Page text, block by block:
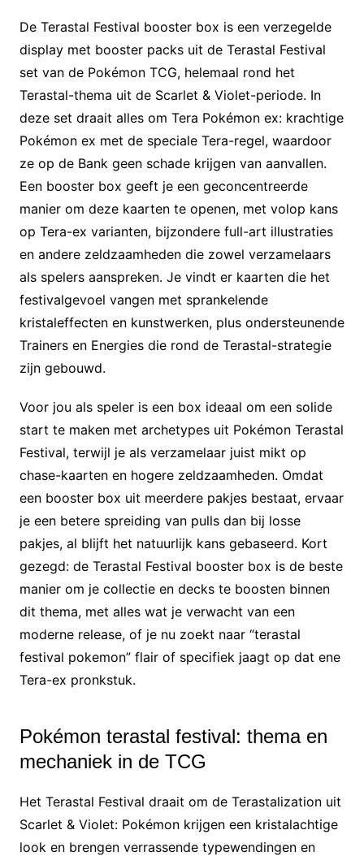
De Terastal Festival booster box is een verzegelde
display met booster packs uit de Terastal Festival
set van de Pokémon TCG, helemaal rond het
Terastal-thema uit de Scarlet & Violet-periode. In
deze set draait alles om Tera Pokémon ex: krachtige
Pokémon ex met de speciale Tera-regel, waardoor
ze op de Bank geen schade krijgen van aanvallen.
Een booster box geeft je een geconcentreerde
manier om deze kaarten te openen, met volop kans
op Tera-ex varianten, bijzondere full-art illustraties
en andere zeldzaamheden die zowel verzamelaars
als spelers aanspreken. Je vindt er kaarten die het
festivalgevoel vangen met sprankelende
kristaleffecten en kunstwerken, plus ondersteunende
Trainers en Energies die rond de Terastal-strategie
zijn gebouwd.
Voor jou als speler is een box ideaal om een solide
start te maken met archetypes uit Pokémon Terastal
Festival, terwijl je als verzamelaar juist mikt op
chase-kaarten en hogere zeldzaamheden. Omdat
een booster box uit meerdere pakjes bestaat, ervaar
je een betere spreiding van pulls dan bij losse
pakjes, al blijft het natuurlijk kans gebaseerd. Kort
gezegd: de Terastal Festival booster box is de beste
manier om je collectie en decks te boosten binnen
dit thema, met alles wat je verwacht van een
moderne release, of je nu zoekt naar “terastal
festival pokemon” flair of specifiek jaagt op dat ene
Tera-ex pronkstuk.
Pokémon terastal festival: thema en
mechaniek in de TCG
Het Terastal Festival draait om de Terastalization uit
Scarlet & Violet: Pokémon krijgen een kristalachtige
look en brengen verrassende typewendingen en